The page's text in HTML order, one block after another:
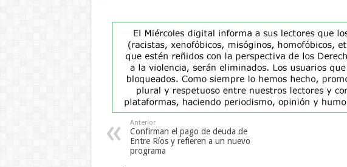
Anterior
Confirman el pago de deuda de
Entre Ríos y refieren a un nuevo
programa